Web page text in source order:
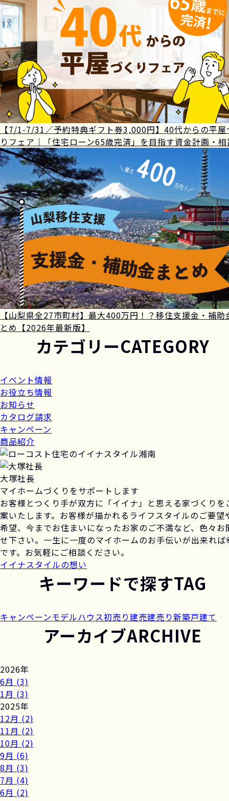
【7/1-7/31／予約特典ギフト券3,000円】40代からの平屋
りフェア｜「住宅ローン65歳完済」を目指す資金計画・
【山梨県全27市町村】最大400万円！？移住支援金・補助
とめ【2026年最新版】
カテゴリーCATEGORY
イベント情報
お役立ち情報
お知らせ
カタログ請求
キャンペーン
商品紹介
大塚社長
マイホームづくりをサポートします
お客様とつくり手が双方に「イイナ」と思える家づくりを
案いたします。お客様が描かれるライフスタイルのご要望
希望、今までお住まいになったお家のご不満など、色々お
せ下さい。一生に一度のマイホームのお手伝いが出来れば
です。お気軽にご相談ください。
イイナスタイルの想い
キーワードで探すTAG
キャンペーンモデルハウス初売り建売建売り新築戸建て
アーカイブARCHIVE
2026年
6月 (3)
1月 (3)
2025年
12月 (2)
11月 (2)
10月 (2)
9月 (6)
8月 (3)
7月 (4)
6月 (2)